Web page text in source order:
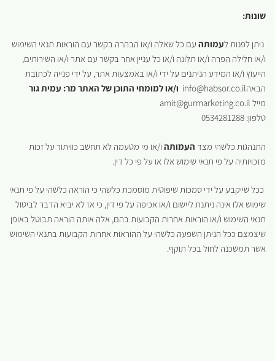
שונות:
ניתן לפנות לעמותה עם כל שאלה ו/או הבהרה בקשר עם הוראות תנאי השימוש
ו/או חלילה הפרה ו/או תלונה ו/או כל עניין אחר בקשר עם אתר ו/או השירותים,
הייעוץ ו/או המידע הניתנים על ידי ו/או באמצעות אתר, על ידי פנייה לכתובת
הבאהinfo@habsor.co.il
ו/או למומחי התוכן של האתר מר: עמית גור
מייל amit@gurmarketing.co.il
טלפון: 0534281288
התנהגות כלשהי מצד העמותה ו/או מי מטעמה לא תחשב כוויתור על זכות
מזכויותיה על פי תנאי שימוש אלו או על פי כל דין.
ככל שייקבע על ידי סמכות שיפוטית מוסמכת כלשהי כי הוראה כלשהי על פי תנאי
שימוש אלו אינה ניתנת ליישום ו/או אכיפה על פי דין, כי אז לא יביא הדבר לביטול
תנאי השימוש ו/או הוראות אחרות הקבועות בהם, אלה אותה הוראה תבוטל באופן
שיצמצם ככל הניתן השפעה כלשהי על ההוראות אחרות הקבועות בתנאי השימוש
אשר תמשכנה לחול בכל תוקף.